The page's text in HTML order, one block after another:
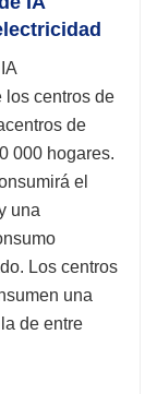
los centros de
de
000 hogares.
el
una
Los centros
una
de entre